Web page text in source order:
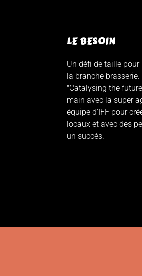
LE BESOIN
Un défi de taille pour
la branche
"Catalysing the
main avec la super
équipe d'IFF pour
locaux et avec des
un succès.